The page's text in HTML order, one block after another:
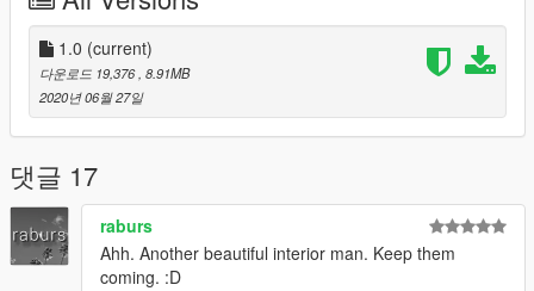
1.0 (current)
다운로드 19,376 , 8.91MB
2020년 06월 27일
댓글 17
raburs
Ahh. Another beautiful interior man. Keep them
coming. :D